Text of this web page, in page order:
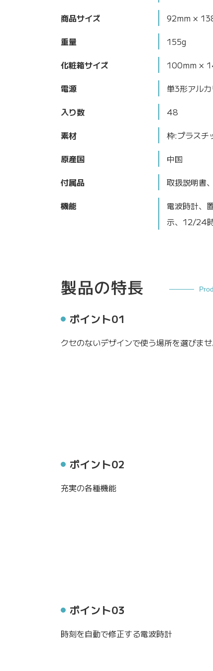
商品サイズ
92mm ×
重量
155g
化粧箱サイズ
100mm ×
電源
単3形アル
入り数
48
素材
枠:プラスチ
原産国
中国
付属品
取扱説明書
機能
電波時計、
示、12/24
製品の特長
ポイント01
クセのないデザインで使う場所を選びま
ポイント02
充実の各種機能
ポイント03
時刻を自動で修正する電波時計